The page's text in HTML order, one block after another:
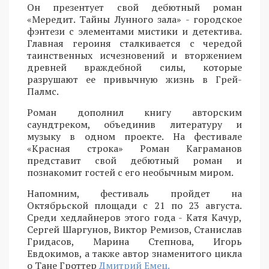
Он презентует свой дебютный роман
«Мередит. Тайны Лунного зала» - городское
фэнтези с элементами мистики и детектива.
Главная героиня сталкивается с чередой
таинственных исчезновений и вторжением
древней враждебной силы, которые
разрушают ее привычную жизнь в Грей-
Палмс.
Роман дополнил книгу авторским
саундтреком, объединив литературу и
музыку в одном проекте. На фестивале
«Красная строка» Роман Каграманов
представит свой дебютный роман и
познакомит гостей с его необычным миром.
Напомним, фестиваль пройдет на
Октябрьской площади с 21 по 23 августа.
Среди хедлайнеров этого года - Катя Качур,
Сергей Шаргунов, Виктор Ремизов, Станислав
Гридасов, Марина Степнова, Игорь
Евдокимов, а также автор знаменитого цикла
о Тане ГроттерДмитрий Емец.